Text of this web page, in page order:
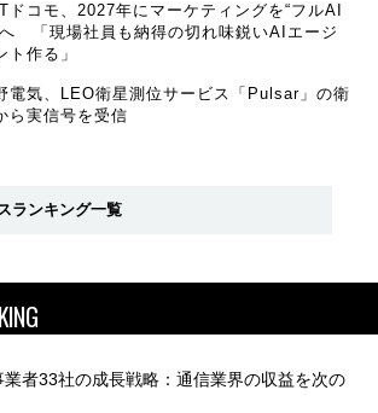
ドコモ、2027年にマーケティングを“フルAI
「現場社員も納得の切れ味鋭いAIエージ
ト作る」
電気、LEO衛星測位サービス「Pulsar」の衛
ら実信号を受信
ランキング一覧
者33社の成長戦略：通信業界の収益を次の